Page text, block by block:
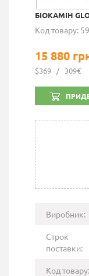
БІОКАМІН
Код товару:
15 880
$369 / 309€
Виробник:
Строк
поставки:
Код товару: